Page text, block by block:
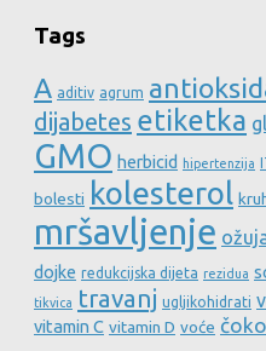
Tags
A aditiv agrum
dijabetes etiketka
GMO herbicid hipertenzija
bolesti kolesterol
mršavljenje
dojke redukcijska dijeta rezidua
tikvica travanj ugljikohidrati
vitamin C vitamin D voće